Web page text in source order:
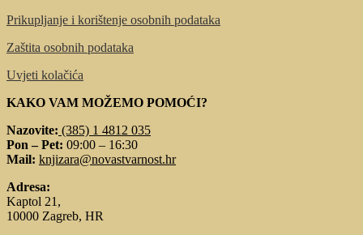
Prikupljanje i korištenje osobnih podataka
Zaštita osobnih podataka
Uvjeti kolačića
KAKO VAM MOŽEMO POMOĆI?
Nazovite: (385) 1 4812 035
Pon – Pet: 09:00 – 16:30
Mail: knjizara@novastvarnost.hr
Adresa:
Kaptol 21,
10000 Zagreb, HR